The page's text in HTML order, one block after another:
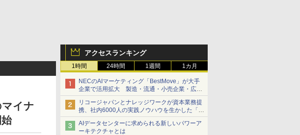
アクセスランキング
1時間 24時間 1週間 1カ月
NECのAIマーケティング「BestMove」が大手
企業で活用拡大 製造・流通・小売企業・広告
代理店などが実装フェーズへ
リコージャパンとナレッジワークが資本業務提
携、社内6000人の実践ノウハウを生かした「AI
商談記録 for RICOH」を展開へ
AIデータセンターに求められる新しいパワーア
ーキテクチャとは
イナ